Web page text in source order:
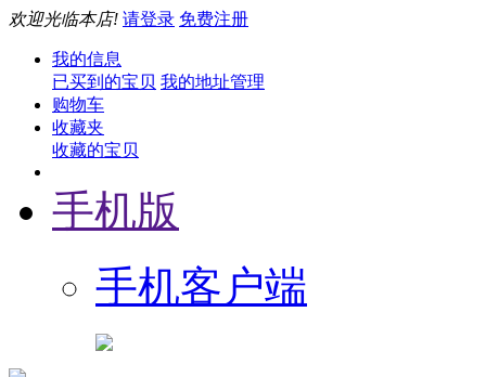
欢迎光临本店! 请登录 免费注册
我的信息
已买到的宝贝 我的地址管理
购物车
收藏夹
收藏的宝贝
手机版
手机客户端